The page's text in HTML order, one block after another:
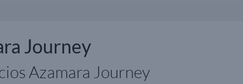
Journey
Azamara Journey